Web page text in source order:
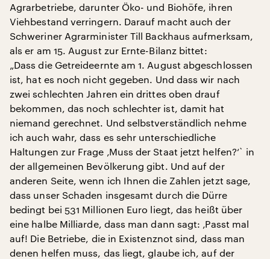
Agrarbetriebe, darunter Öko- und Biohöfe, ihren
Viehbestand verringern. Darauf macht auch der
Schweriner Agrarminister Till Backhaus aufmerksam,
als er am 15. August zur Ernte-Bilanz bittet:
„Dass die Getreideernte am 1. August abgeschlossen
ist, hat es noch nicht gegeben. Und dass wir nach
zwei schlechten Jahren ein drittes oben drauf
bekommen, das noch schlechter ist, damit hat
niemand gerechnet. Und selbstverständlich nehme
ich auch wahr, dass es sehr unterschiedliche
Haltungen zur Frage ‚Muss der Staat jetzt helfen?‘` in
der allgemeinen Bevölkerung gibt. Und auf der
anderen Seite, wenn ich Ihnen die Zahlen jetzt sage,
dass unser Schaden insgesamt durch die Dürre
bedingt bei 531 Millionen Euro liegt, das heißt über
eine halbe Milliarde, dass man dann sagt: ‚Passt mal
auf! Die Betriebe, die in Existenznot sind, dass man
denen helfen muss, das liegt, glaube ich, auf der